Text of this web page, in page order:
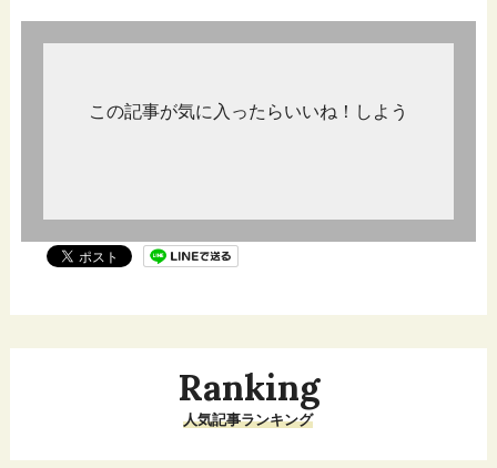
この記事が気に入ったらいいね！しよう
Ranking
人気記事ランキング